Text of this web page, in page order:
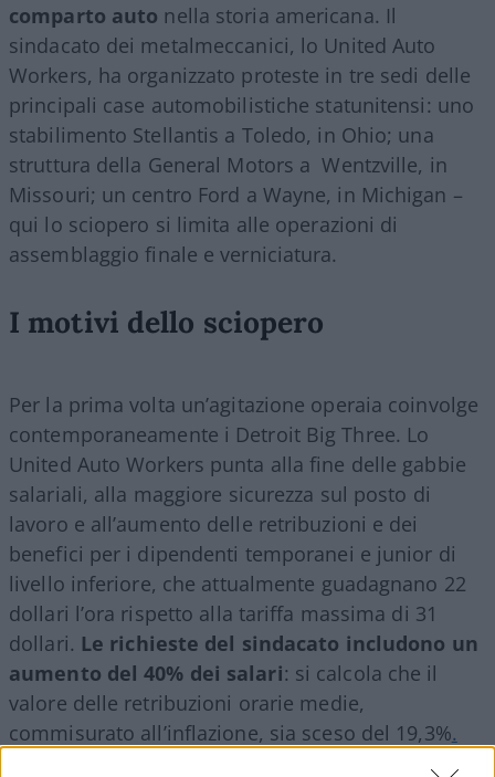
comparto auto nella storia americana. Il
sindacato dei metalmeccanici, lo United Auto
Workers, ha organizzato proteste in tre sedi delle
principali case automobilistiche statunitensi: uno
stabilimento Stellantis a Toledo, in Ohio; una
struttura della General Motors a Wentzville, in
Missouri; un centro Ford a Wayne, in Michigan –
qui lo sciopero si limita alle operazioni di
assemblaggio finale e verniciatura.
I motivi dello sciopero
Per la prima volta un’agitazione operaia coinvolge
contemporaneamente i Detroit Big Three. Lo
United Auto Workers punta alla fine delle gabbie
salariali, alla maggiore sicurezza sul posto di
lavoro e all’aumento delle retribuzioni e dei
benefici per i dipendenti temporanei e junior di
livello inferiore, che attualmente guadagnano 22
dollari l’ora rispetto alla tariffa massima di 31
dollari. Le richieste del sindacato includono un
aumento del 40% dei salari: si calcola che il
valore delle retribuzioni orarie medie,
commisurato all’inflazione, sia sceso del 19,3%.